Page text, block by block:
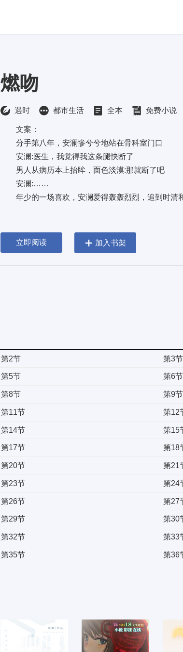
燃吻
遇时 都市生活 全本 免费小说
文案：
分手第八年，安澜惨兮兮地站在骨科室门口
安澜:医生，我觉得我这条腿快断了
男人从病历本上抬眸，面色淡漠:那就断了吧
安澜:……
年少的一场喜欢，安澜爱得轰轰烈烈，追到时清
立即阅读 加入书架
第2节 第3节
第5节 第6节
第8节 第9节
第11节 第12
第14节 第15
第17节 第18
第20节 第21
第23节 第24
第26节 第27
第29节 第30
第32节 第33
第35节 第36
第48
第50节